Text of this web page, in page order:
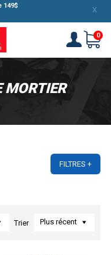
149$ X
0
MORTIER
FILTRES
Trier Plus récent